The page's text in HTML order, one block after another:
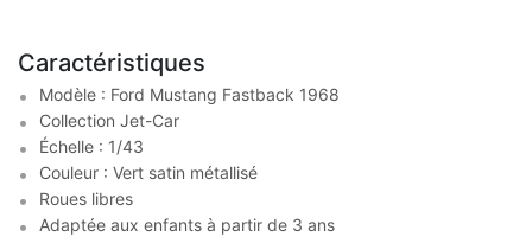
Caractéristiques
Modèle : Ford Mustang Fastback 1968
Collection Jet-Car
Échelle : 1/43
Couleur : Vert satin métallisé
Roues libres
Adaptée aux enfants à partir de 3 ans